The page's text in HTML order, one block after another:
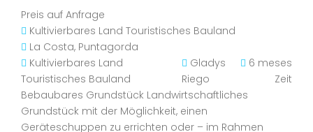
Preis auf Anfrage
Kultivierbares Land Touristisches Bauland
La Costa, Puntagorda
Kultivierbares Land
Touristisches Bauland
Gladys
Riego
6 meses
Zeit
Bebaubares Grundstück Landwirtschaftliches
Grundstück mit der Möglichkeit, einen
Geräteschuppen zu errichten oder – im Rahmen